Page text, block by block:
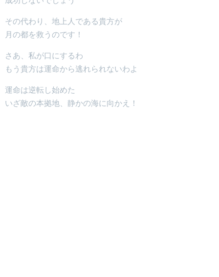
その代わり、地上人である貴方が
月の都を救うのです！
さあ、私が口にするわ
もう貴方は運命から逃れられないわよ
運命は逆転し始めた
いざ敵の本拠地、静かの海に向かえ！